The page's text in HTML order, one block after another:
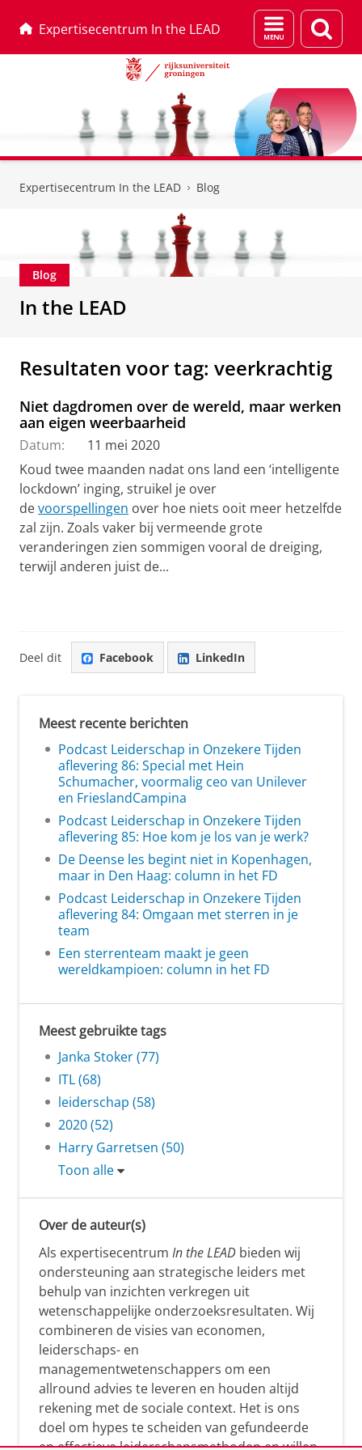
Expertisecentrum In the LEAD
Menu
en
Expertisecentrum In the LEAD Blog
Blog
In the LEAD
Resultaten voor tag: veerkrachtig
Niet dagdromen over de wereld, maar werken
aan eigen weerbaarheid
Datum:
11 mei 2020
Koud twee maanden nadat ons land een ‘intelligente
lockdown’ inging, struikel je over
devoorspellingen over hoe niets ooit meer hetzelfde
zal zijn. Zoals vaker bij vermeende grote
veranderingen zien sommigen vooral de dreiging,
terwijl anderen juist de...
Deel dit Facebook LinkedIn
Meest recente berichten
Podcast Leiderschap in Onzekere Tijden
aflevering 86: Special met Hein
Schumacher, voormalig ceo van Unilever
en FrieslandCampina
Podcast Leiderschap in Onzekere Tijden
aflevering 85: Hoe kom je los van je werk?
De Deense les begint niet in Kopenhagen,
maar in Den Haag: column in het FD
Podcast Leiderschap in Onzekere Tijden
aflevering 84: Omgaan met sterren in je
team
Een sterrenteam maakt je geen
wereldkampioen: column in het FD
Meest gebruikte tags
Janka Stoker (77)
ITL (68)
leiderschap (58)
2020 (52)
Harry Garretsen (50)
Toon alle
Over de auteur(s)
Als expertisecentrum In the LEAD bieden wij
ondersteuning aan strategische leiders met
behulp van inzichten verkregen uit
wetenschappelijke onderzoeksresultaten. Wij
combineren de visies van economen,
leiderschaps- en
managementwetenschappers om een
allround advies te leveren en houden altijd
rekening met de sociale context. Het is ons
doel om hypes te scheiden van gefundeerde